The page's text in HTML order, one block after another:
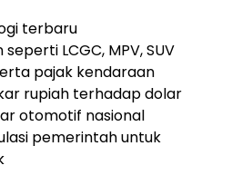
terbaru
LCGC, MPV, SUV
pajak kendaraan
rupiah terhadap dolar
otomotif nasional
pemerintah untuk